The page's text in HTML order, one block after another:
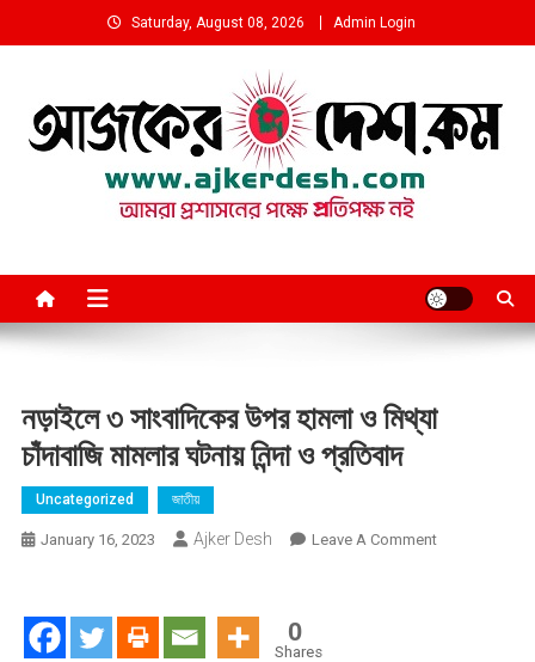
to
Saturday, August 08, 2026 Admin Login
নড়াইলে ৩ সাংবাদিকের উপর হামলা ও মিথ্যা
চাঁদাবাজি মামলার ঘটনায় নিন্দা ও প্রতিবাদ
Uncategorized জাতীয়
January 16, 2023 Ajker Desh Leave A CommentOn
0
Shares